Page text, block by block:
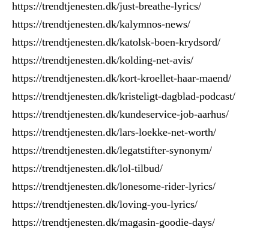
https://trendtjenesten.dk/just-breathe-lyrics/
https://trendtjenesten.dk/kalymnos-news/
https://trendtjenesten.dk/katolsk-boen-krydsord/
https://trendtjenesten.dk/kolding-net-avis/
https://trendtjenesten.dk/kort-kroellet-haar-maend/
https://trendtjenesten.dk/kristeligt-dagblad-podcast/
https://trendtjenesten.dk/kundeservice-job-aarhus/
https://trendtjenesten.dk/lars-loekke-net-worth/
https://trendtjenesten.dk/legatstifter-synonym/
https://trendtjenesten.dk/lol-tilbud/
https://trendtjenesten.dk/lonesome-rider-lyrics/
https://trendtjenesten.dk/loving-you-lyrics/
https://trendtjenesten.dk/magasin-goodie-days/